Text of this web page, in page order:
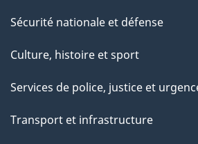
Sécurité nationale et défense
Culture, histoire et sport
Services de police, justice et
Transport et infrastructure